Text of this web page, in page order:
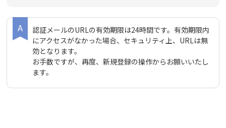
認証メールのURLの有効期限は24時間です。有効期限内
にアクセスがなかった場合、セキュリティ上、URLは無
効となります。
お手数ですが、再度、新規登録の操作からお願いいたし
ます。